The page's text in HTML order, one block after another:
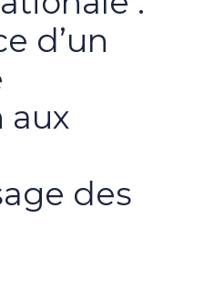
d’un
aux
des